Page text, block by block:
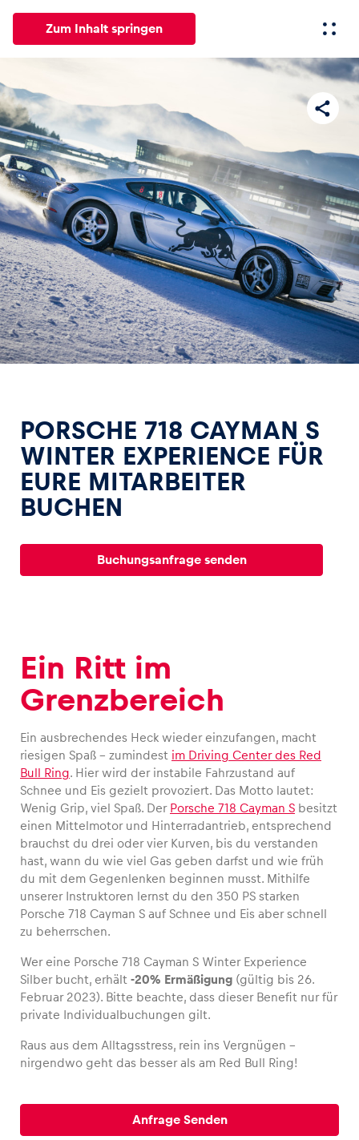
Zum Inhalt springen
Alle News Events
News
Alle anzeigen
Events
Alle anzeigen
Erlebnisse
Fahrzeug
Alle anzeigen
Business
Alle anzeigen
PORSCHE 718 CAYMAN S
WINTER EXPERIENCE FÜR
EURE MITARBEITER
BUCHEN
Buchungsanfrage senden
Ein Ritt im
Grenzbereich
Ein ausbrechendes Heck wieder einzufangen, macht
riesigen Spaß – zumindest im Driving Center des Red
Bull Ring. Hier wird der instabile Fahrzustand auf
Schnee und Eis gezielt provoziert. Das Motto lautet:
Wenig Grip, viel Spaß. Der Porsche 718 Cayman S besitzt
einen Mittelmotor und Hinterradantrieb, entsprechend
brauchst du drei oder vier Kurven, bis du verstanden
hast, wann du wie viel Gas geben darfst und wie früh
du mit dem Gegenlenken beginnen musst. Mithilfe
unserer Instruktoren lernst du den 350 PS starken
Porsche 718 Cayman S auf Schnee und Eis aber schnell
zu beherrschen.
Wer eine Porsche 718 Cayman S Winter Experience
Silber bucht, erhält -20% Ermäßigung (gültig bis 26.
Februar 2023). Bitte beachte, dass dieser Benefit nur für
private Individualbuchungen gilt.
Raus aus dem Alltagsstress, rein ins Vergnügen –
nirgendwo geht das besser als am Red Bull Ring!
Anfrage Senden